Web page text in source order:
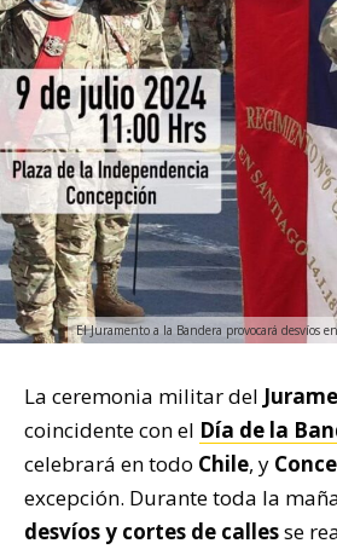
El Juramento a la Bandera provocará desvíos
La ceremonia militar del
coincidente con el Día de la
celebrará en todo Chile, y
excepción. Durante toda la
desvíos y cortes de callesse